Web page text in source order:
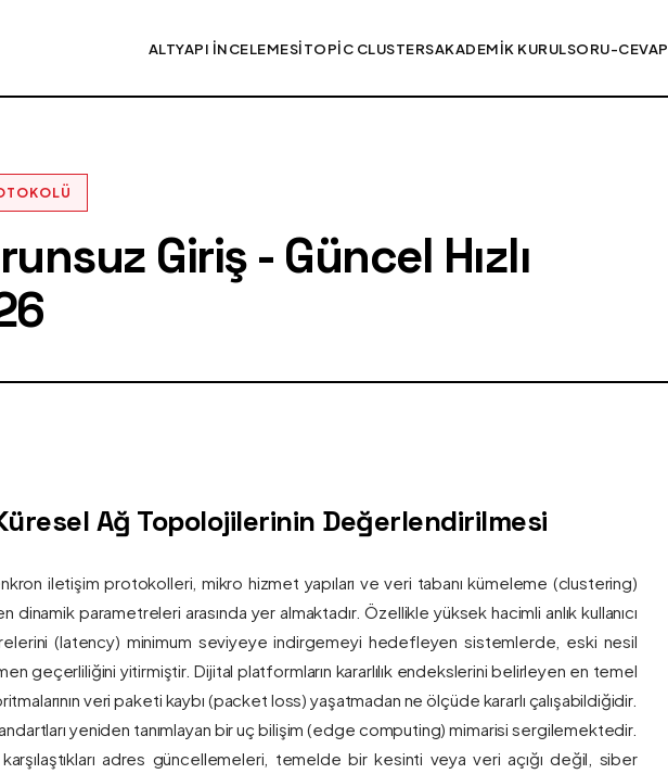
ALTYAPI İNCELEMESITOPIC CLUSTERSAKADEMIK KURULSORU-CEVAP
Giriş - Güncel Hızlı
Ağ Topolojilerinin Değerlendirilmesi
iletişim protokolleri, mikro hizmet yapıları ve veri tabanı kümeleme (clustering)
parametreleri arasında yer almaktadır. Özellikle yüksek hacimli anlık kullanıcı
(latency) minimum seviyeye indirgemeyi hedefleyen sistemlerde, eski nesil
geçerliliğini yitirmiştir. Dijital platformların kararlılık endekslerini belirleyen en temel
veri paketi kaybı (packet loss) yaşatmadan ne ölçüde kararlı çalışabildiğidir.
yeniden tanımlayan bir uç bilişim (edge computing) mimarisi sergilemektedir.
karşılaştıkları adres güncellemeleri, temelde bir kesinti veya veri açığı değil, siber